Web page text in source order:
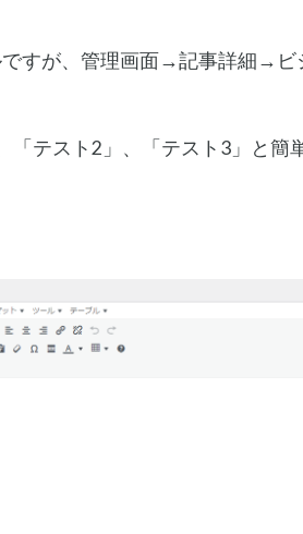
すが、管理画面→記事詳細→ビ
「テスト2」、「テスト3」と簡